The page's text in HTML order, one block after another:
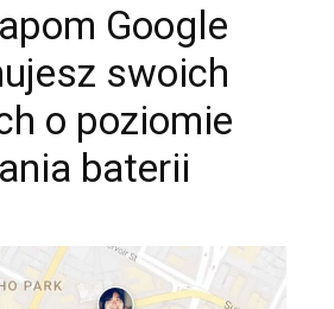
Google
swoich
o poziomie
baterii